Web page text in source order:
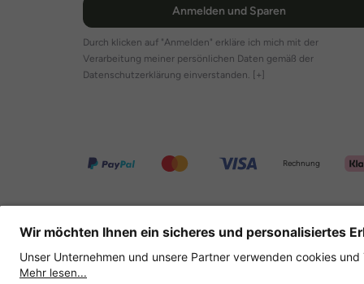
Anmelden und Sparen
Durch klicken auf "Anmelden" erkläre ich mich mit der
Verarbeitung meiner persönlichen Daten gemäß der
Datenschutzerklärung einverstanden. [+]
Rechnung